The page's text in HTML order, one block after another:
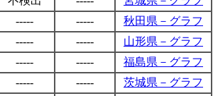
----- -----
秋田県－グラフ
----- -----
山形県－グラフ
----- -----
福島県－グラフ
----- -----
茨城県－グラフ